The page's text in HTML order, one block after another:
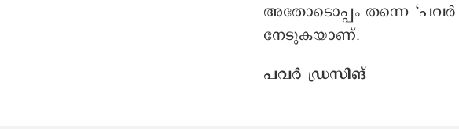
അതോടൊപ്പം തന്നെ
നേടുകയാണ്.
പവർ ഡ്രസിങ്